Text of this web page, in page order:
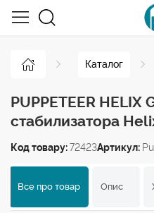
Каталог
PUPPETEER HELIX
стабилизатора
Код товару:72423Артикул:
Все про товар Опис